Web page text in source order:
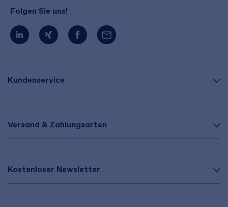
Kundenservice
Versand & Zahlungsarten
Kostenloser Newsletter
Folgen Sie uns!